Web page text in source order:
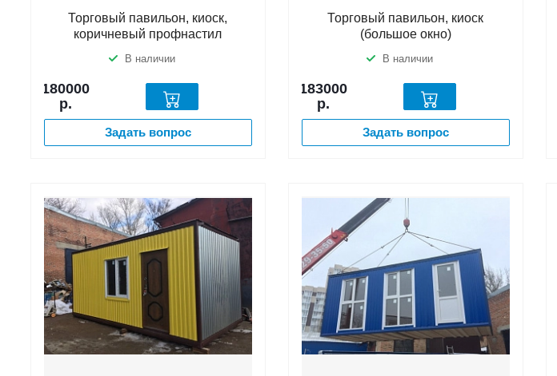
Торговый павильон, киоск,
коричневый профнастил
В наличии
180000
р.
Задать вопрос
Торговый павильон, киоск
(большое окно)
В наличии
183000
р.
Задать вопрос